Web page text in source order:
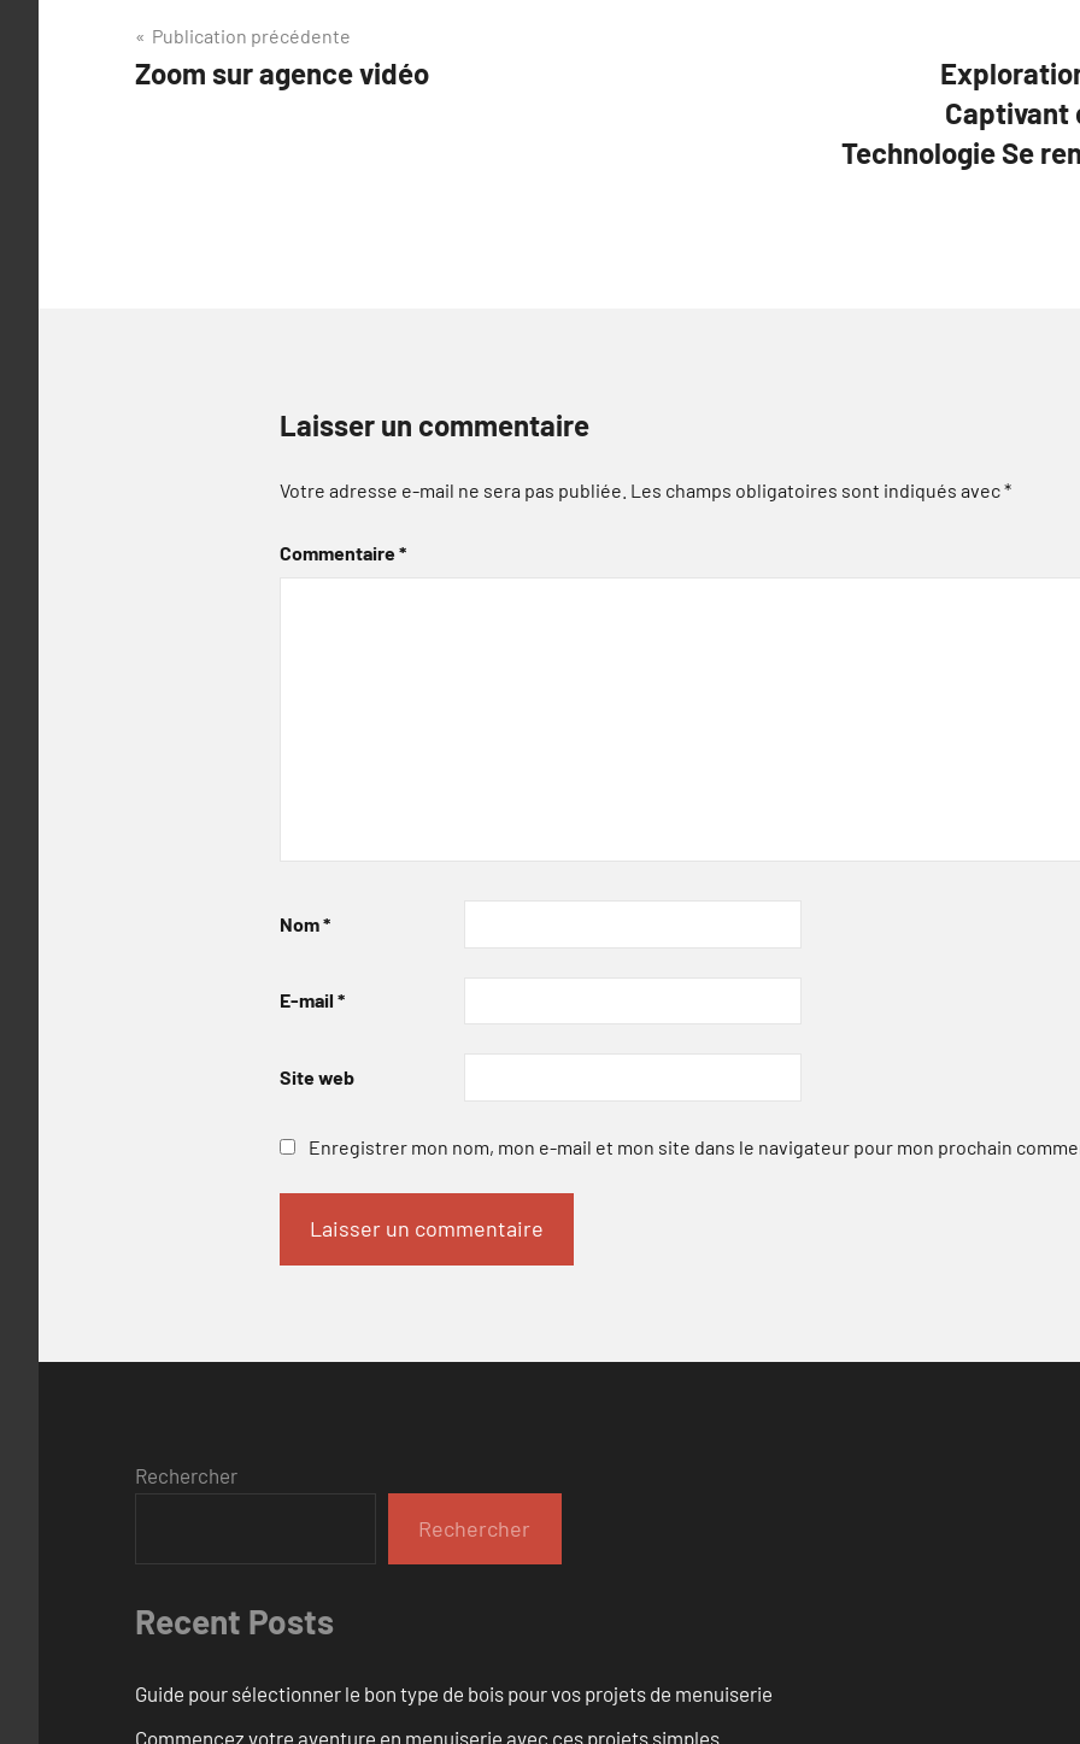
Navigation
de
Publication précédente
Zoom sur agence vidéo
Captivant
Technologie Se
Laisser un commentaire
Votre adresse e-mail ne sera pas publiée. Les champs obligatoires sont indiqués avec*
Commentaire*
Nom*
E-mail *
Site web
Enregistrer mon nom, mon e-mail et mon site dans le navigateur pour mon prochain
Rechercher
Rechercher
Recent Posts
Guide pour sélectionner le bon type de bois pour vos projets de menuiserie
Commencez votre aventure en menuiserie avec ces projets simples